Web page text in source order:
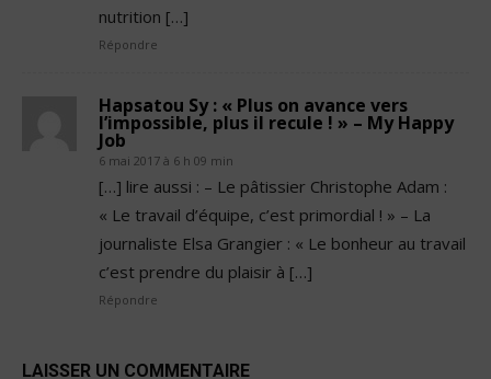
nutrition […]
Répondre
Hapsatou Sy : « Plus on avance vers
l’impossible, plus il recule ! » – My Happy
Job
6 mai 2017 à 6 h 09 min
[…] lire aussi : – Le pâtissier Christophe Adam :
« Le travail d’équipe, c’est primordial ! » – La
journaliste Elsa Grangier : « Le bonheur au travail
c’est prendre du plaisir à […]
Répondre
LAISSER UN COMMENTAIRE